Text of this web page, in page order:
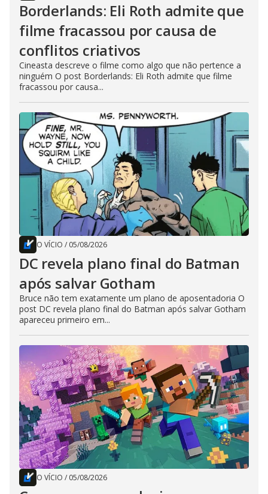
Borderlands: Eli Roth admite que
filme fracassou por causa de
conflitos criativos
Cineasta descreve o filme como algo que não pertence a
ninguém O post Borderlands: Eli Roth admite que filme
fracassou por causa...
O VÍCIO / 05/08/2026
DC revela plano final do Batman
após salvar Gotham
Bruce não tem exatamente um plano de aposentadoria O
post DC revela plano final do Batman após salvar Gotham
apareceu primeiro em...
O VÍCIO / 05/08/2026